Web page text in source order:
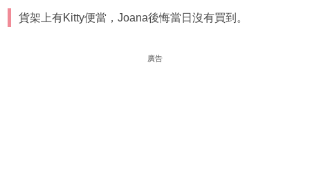
貨架上有Kitty便當，Joana後悔當日沒有買到。
廣告